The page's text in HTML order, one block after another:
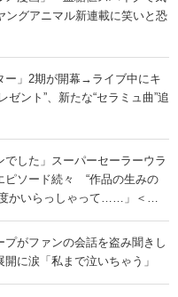
ングアニマル新連載に笑いと恐
ー」2期が開幕→ライブ中にキ
ゼント”、新たな“セラミュ曲”追
でした」スーパーセーラーウラ
ピソード続々 “作品の生みの
かいらっしゃって……」＜イ
プがファンの会話を盗み聞きし
涙「私まで泣いちゃう」